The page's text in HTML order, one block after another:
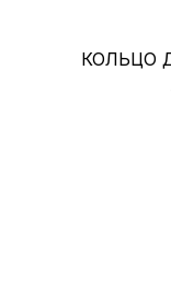
КОЛЬЦО